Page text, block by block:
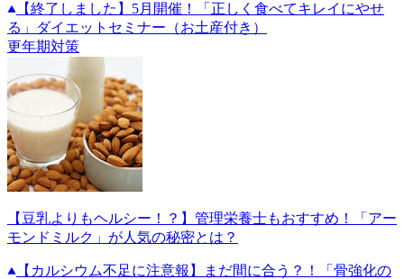
【終了しました】5月開催！「正しく食べてキレイにやせ
る」ダイエットセミナー（お土産付き）
更年期対策
【豆乳よりもヘルシー！？】管理栄養士もおすすめ！「アー
モンドミルク」が人気の秘密とは？
【カルシウム不足に注意報】まだ間に合う？！「骨強化の